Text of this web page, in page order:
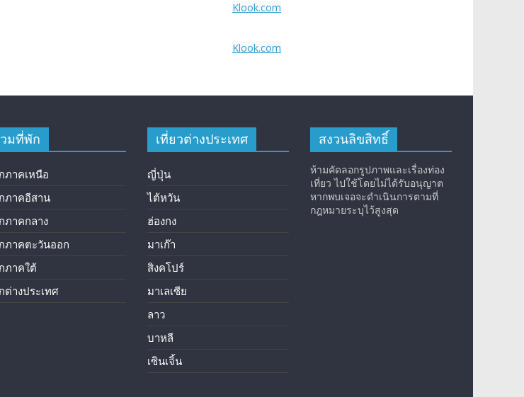
Klook.com
Klook.com
มที่พัก
ภาคเหนือ
ภาคอีสาน
ภาคกลาง
ภาคตะวันออก
ภาคใต้
ต่างประเทศ
เที่ยวต่างประเทศ
ญี่ปุ่น
ไต้หวัน
ฮ่องกง
มาเก๊า
สิงคโปร์
มาเลเซีย
ลาว
บาหลี
เซินเจิ้น
สงวนลิขสิทธิ์
ห้ามคัดลอกรูปภาพและเรื่องท่อง
เที่ยว ไปใช้โดยไม่ได้รับอนุญาต
หากพบเจอจะดำเนินการตามที่
กฎหมายระบุไว้สูงสุด